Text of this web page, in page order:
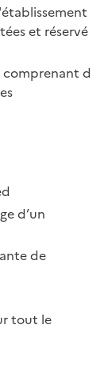
et réservé
comprenant d
d’un
de
tout le